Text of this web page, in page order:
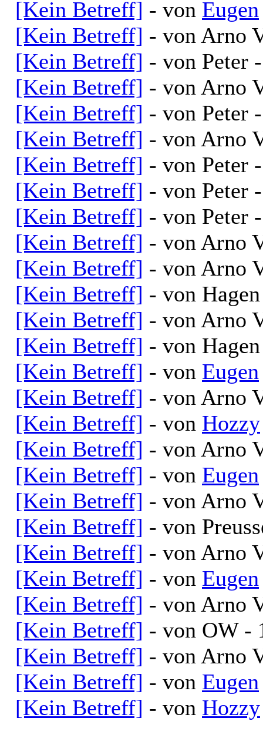
[Kein Betreff] - von Eugen
[Kein Betreff] - von Arno
[Kein Betreff] - von Peter
[Kein Betreff] - von Arno
[Kein Betreff] - von Peter
[Kein Betreff] - von Arno
[Kein Betreff] - von Peter
[Kein Betreff] - von Peter
[Kein Betreff] - von Peter
[Kein Betreff] - von Arno
[Kein Betreff] - von Arno
[Kein Betreff] - von
[Kein Betreff] - von Arno
[Kein Betreff] - von
[Kein Betreff] - von Eugen
[Kein Betreff] - von Arno
[Kein Betreff] - von Hozzy
[Kein Betreff] - von Arno
[Kein Betreff] - von Eugen
[Kein Betreff] - von Arno
[Kein Betreff] - von
[Kein Betreff] - von Arno
[Kein Betreff] - von Eugen
[Kein Betreff] - von Arno
[Kein Betreff] - von OW -
[Kein Betreff] - von Arno
[Kein Betreff] - von Eugen
[Kein Betreff] - von Hozzy